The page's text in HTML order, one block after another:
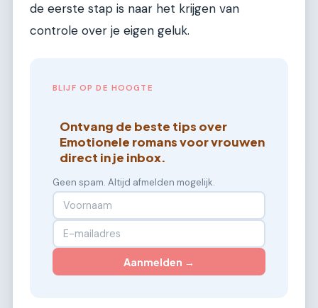
de eerste stap is naar het krijgen van
controle over je eigen geluk.
BLIJF OP DE HOOGTE
Ontvang de beste tips over
Emotionele romans voor vrouwen
direct in je inbox.
Geen spam. Altijd afmelden mogelijk.
Aanmelden →